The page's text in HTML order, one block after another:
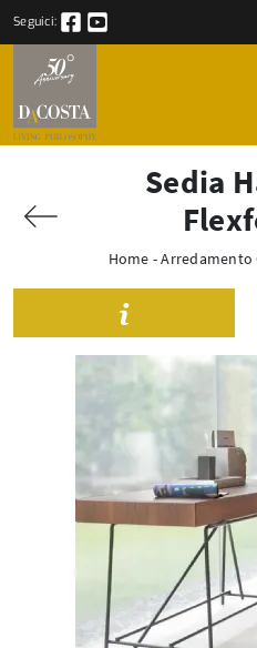
Seguici:
Sedia
Home -Arredamento